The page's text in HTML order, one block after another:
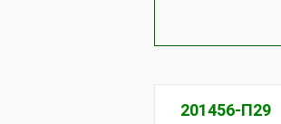
201456-П29